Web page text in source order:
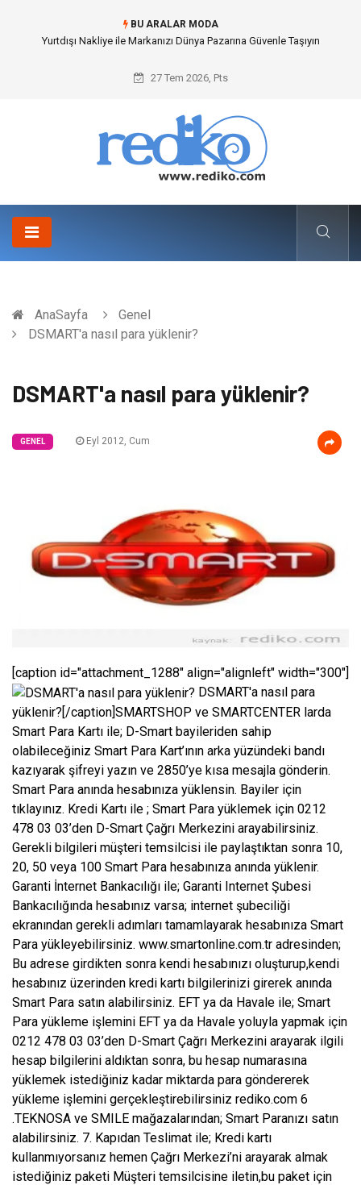
BU ARALAR MODA
İnternetsiz Bir Gün Nedir ve Neden Önemlidir?
27 Tem 2026, Pts
AnaSayfa
Genel
DSMART'a nasıl para yüklenir?
DSMART'a nasıl para yüklenir?
GENEL Eyl 2012, Cum
[caption id="attachment_1288" align="alignleft" width="300"]
DSMART'a nasıl para
yüklenir?[/caption]SMARTSHOP ve SMARTCENTER larda
Smart Para Kartı ile; D-Smart bayileriden sahip
olabileceğiniz Smart Para Kart’ının arka yüzündeki bandı
kazıyarak şifreyi yazın ve 2850’ye kısa mesajla gönderin.
Smart Para anında hesabınıza yüklensin. Bayiler için
tıklayınız. Kredi Kartı ile ; Smart Para yüklemek için 0212
478 03 03’den D-Smart Çağrı Merkezini arayabilirsiniz.
Gerekli bilgileri müşteri temsilcisi ile paylaştıktan sonra 10,
20, 50 veya 100 Smart Para hesabınıza anında yüklenir.
Garanti İnternet Bankacılığı ile; Garanti Internet Şubesi
Bankacılığında hesabınız varsa; internet şubeciliği
ekranından gerekli adımları tamamlayarak hesabınıza Smart
Para yükleyebilirsiniz. www.smartonline.com.tr adresinden;
Bu adrese girdikten sonra kendi hesabınızı oluşturup,kendi
hesabınız üzerinden kredi kartı bilgilerinizi girerek anında
Smart Para satın alabilirsiniz. EFT ya da Havale ile; Smart
Para yükleme işlemini EFT ya da Havale yoluyla yapmak için
0212 478 03 03’den D-Smart Çağrı Merkezini arayarak ilgili
hesap bilgilerini aldıktan sonra, bu hesap numarasına
yüklemek istediğiniz kadar miktarda para göndererek
yükleme işlemini gerçekleştirebilirsiniz rediko.com 6
.TEKNOSA ve SMILE mağazalarından; Smart Paranızı satın
alabilirsiniz. 7. Kapıdan Teslimat ile; Kredi kartı
kullanmıyorsanız hemen Çağrı Merkezi’ni arayarak almak
istediğiniz paketi Müşteri temsilcisine iletin,bu paket için